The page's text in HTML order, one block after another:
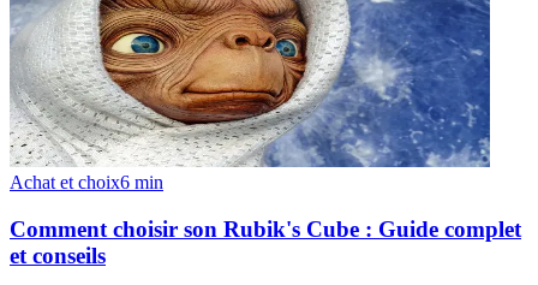
Achat et choix6 min
Comment choisir son Rubik's Cube : Guide complet
et conseils